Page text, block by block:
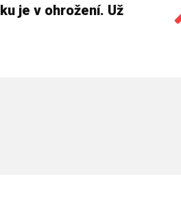
je v ohrožení. Už